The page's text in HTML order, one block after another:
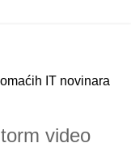
IT novinara
video